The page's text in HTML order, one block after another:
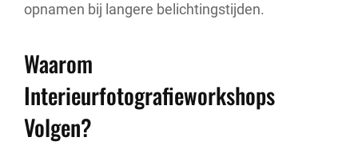
opnamen bij langere belichtingstijden.
Waarom
Interieurfotografieworkshops
Volgen?